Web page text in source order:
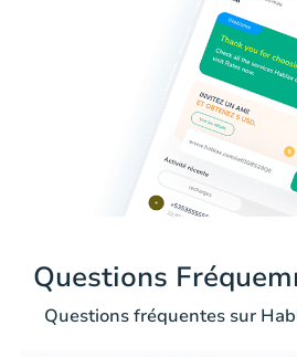
Questions
Questions fréquentes sur